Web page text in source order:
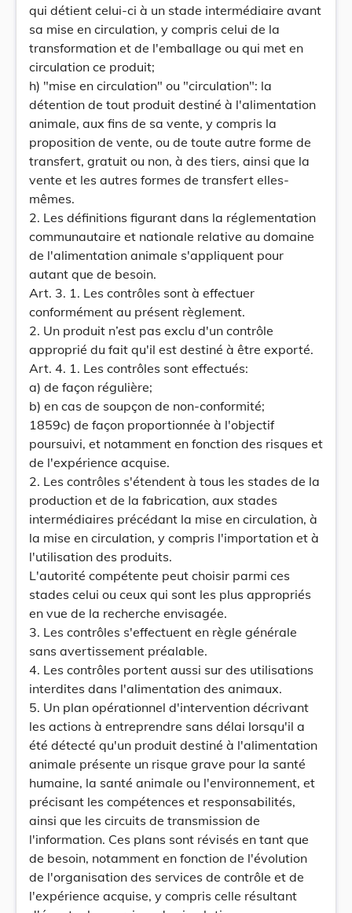
qui détient celui-ci à un stade intermédiaire avant
sa mise en circulation, y compris celui de la
transformation et de l'emballage ou qui met en
circulation ce produit;
h) "mise en circulation" ou "circulation": la
détention de tout produit destiné à l'alimentation
animale, aux fins de sa vente, y compris la
proposition de vente, ou de toute autre forme de
transfert, gratuit ou non, à des tiers, ainsi que la
vente et les autres formes de transfert elles-
mêmes.
2. Les définitions figurant dans la réglementation
communautaire et nationale relative au domaine
de l'alimentation animale s'appliquent pour
autant que de besoin.
Art. 3. 1. Les contrôles sont à effectuer
conformément au présent règlement.
2. Un produit n’est pas exclu d'un contrôle
approprié du fait qu'il est destiné à être exporté.
Art. 4. 1. Les contrôles sont effectués:
a) de façon régulière;
b) en cas de soupçon de non-conformité;
1859c) de façon proportionnée à l'objectif
poursuivi, et notamment en fonction des risques et
de l'expérience acquise.
2. Les contrôles s'étendent à tous les stades de la
production et de la fabrication, aux stades
intermédiaires précédant la mise en circulation, à
la mise en circulation, y compris l'importation et à
l'utilisation des produits.
L'autorité compétente peut choisir parmi ces
stades celui ou ceux qui sont les plus appropriés
en vue de la recherche envisagée.
3. Les contrôles s'effectuent en règle générale
sans avertissement préalable.
4. Les contrôles portent aussi sur des utilisations
interdites dans l'alimentation des animaux.
5. Un plan opérationnel d'intervention décrivant
les actions à entreprendre sans délai lorsqu'il a
été détecté qu'un produit destiné à l'alimentation
animale présente un risque grave pour la santé
humaine, la santé animale ou l'environnement, et
précisant les compétences et responsabilités,
ainsi que les circuits de transmission de
l'information. Ces plans sont révisés en tant que
de besoin, notamment en fonction de l'évolution
de l'organisation des services de contrôle et de
l'expérience acquise, y compris celle résultant